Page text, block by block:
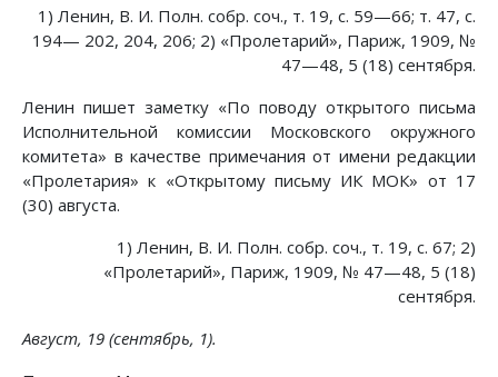
1) Ленин, В. И. Полн. собр. соч., т. 19, с. 59—66; т. 47, с.
194— 202, 204, 206; 2) «Пролетарий», Париж, 1909, №
47—48, 5 (18) сентября.
Ленин пишет заметку «По поводу открытого письма
Исполнительной комиссии Московского окружного
комитета» в качестве примечания от имени редакции
«Пролетария» к «Открытому письму ИК МОК» от 17
(30) августа.
1) Ленин, В. И. Полн. собр. соч., т. 19, с. 67; 2)
«Пролетарий», Париж, 1909, № 47—48, 5 (18)
сентября.
Август, 19 (сентябрь, 1).